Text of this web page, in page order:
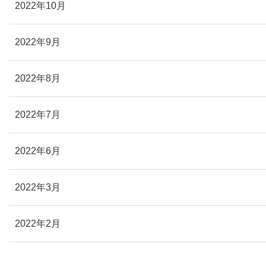
2022年10月
2022年9月
2022年8月
2022年7月
2022年6月
2022年3月
2022年2月